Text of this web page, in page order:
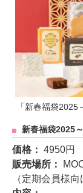
「新春福袋2025
新春福袋2025
価格： 4950円
販売場所：
（定期会員様向